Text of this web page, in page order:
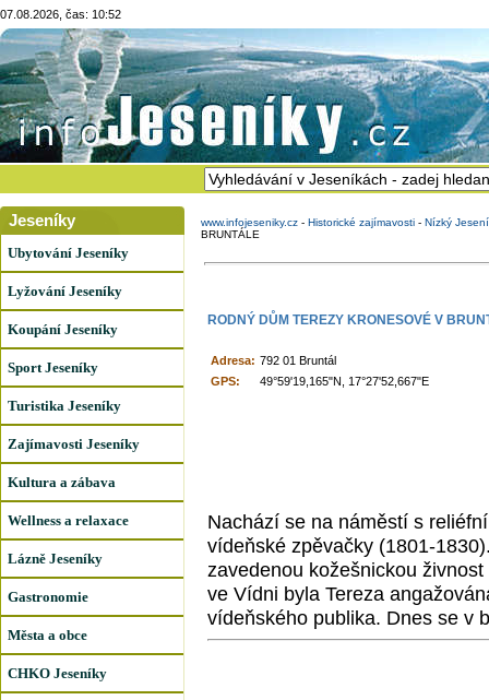
07.08.2026, čas: 10:52
Jeseníky
Ubytování Jeseníky
Lyžování Jeseníky
Koupání Jeseníky
Sport Jeseníky
Turistika Jeseníky
Zajímavosti Jeseníky
Kultura a zábava
Wellness a relaxace
Lázně Jeseníky
Gastronomie
Města a obce
CHKO Jeseníky
www.infojeseniky.cz - Historické zajímavosti - Nízký
BRUNTÁLE
RODNÝ DŮM TEREZY KRONESOVÉ V
Adresa: 792 01 Bruntál
GPS:
49°59'19,165"N, 17°27'52,667"E
Nachází se na náměstí s
vídeňské zpěvačky (1801-
zavedenou kožešnickou
ve Vídni byla Tereza
vídeňského publika. Dnes se v